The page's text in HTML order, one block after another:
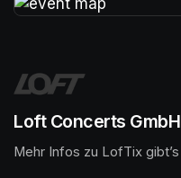
Loft Concerts GmbH
Mehr Infos zu LofTix gibt’s